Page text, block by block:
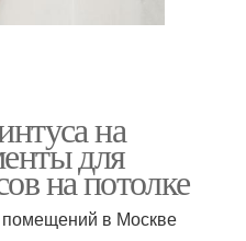
на
для
на потолке
помещений в Москве